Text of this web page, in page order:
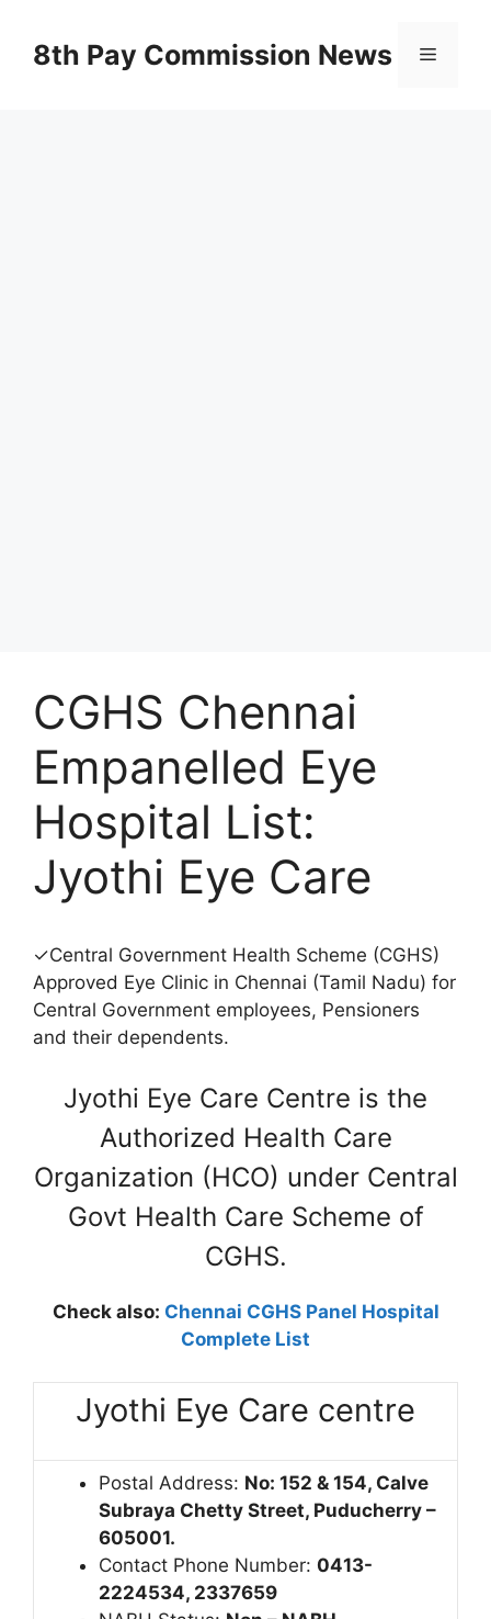
content8th Pay Commission News Menu
CGHS Chennai
Empanelled Eye
Hospital List:
Jyothi Eye Care
✓Central Government Health Scheme (CGHS)
Approved Eye Clinic in Chennai (Tamil Nadu) for
Central Government employees, Pensioners
and their dependents.
Jyothi Eye Care Centre is the
Authorized Health Care
Organization (HCO) under Central
Govt Health Care Scheme of
CGHS.
Check also: Chennai CGHS Panel Hospital
Complete List
Jyothi Eye Care centre
Postal Address: No: 152 & 154, Calve
Subraya Chetty Street, Puducherry –
605001.
Contact Phone Number: 0413-
2224534, 2337659